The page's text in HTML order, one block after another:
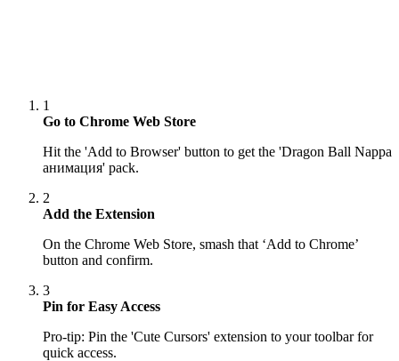
1
Go to Chrome Web Store
Hit the 'Add to Browser' button to get the 'Dragon Ball Nappa
анимация' pack.
2
Add the Extension
On the Chrome Web Store, smash that ‘Add to Chrome’
button and confirm.
3
Pin for Easy Access
Pro-tip: Pin the 'Cute Cursors' extension to your toolbar for
quick access.